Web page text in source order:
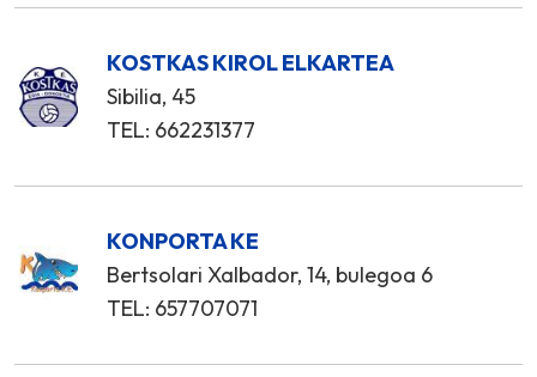
KOSTKAS KIROL ELKARTEA
Sibilia, 45
TEL: 662231377
KONPORTA KE
Bertsolari Xalbador, 14, bulegoa 6
TEL: 657707071